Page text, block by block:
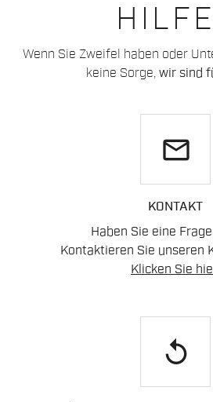
Wenn Sie Zweifel haben oder
keine Sorge, wir sind
email
KONTAKT
Haben Sie eine
Kontaktieren Sie unseren
Klicken Sie
replay